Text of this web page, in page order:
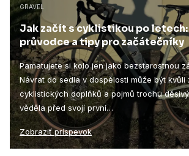
GRAVEL
Jak začít s cyklistikou po
průvodce a tipy pro začátečníky
Pamatujete si kolo jen jako bezstarostnou
Návrat do sedla v dospělosti může být kvůli
cyklistických doplňků a pojmů trochu
věděla před svojí první…
Zobraziť príspevok